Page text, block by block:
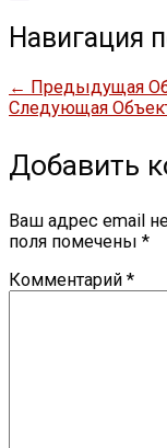
Навигация
← Предыдущая
Следующая
Добавить
Ваш адрес email
поля помечены *
Комментарий *